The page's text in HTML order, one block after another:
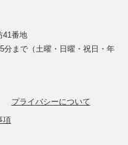
41番地
分まで（土曜・日曜・祝日・年
プライバシーについて
項